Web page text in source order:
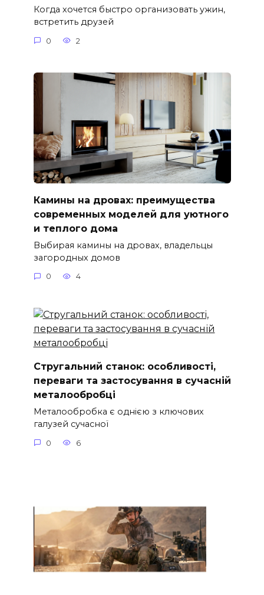
Когда хочется быстро организовать ужин,
встретить друзей
0 2
Камины на дровах: преимущества
современных моделей для уютного
и теплого дома
Выбирая камины на дровах, владельцы
загородных домов
0 4
Стругальний станок: особливості,
переваги та застосування в сучасній
металообробці
Металообробка є однією з ключових
галузей сучасної
0 6